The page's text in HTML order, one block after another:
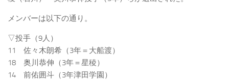
メンバーは以下の通り。
▽投手（9人）
11 佐々木朗希（3年＝大船渡）
18 奥川恭伸（3年＝星稜）
14 前佑囲斗（3年津田学園）